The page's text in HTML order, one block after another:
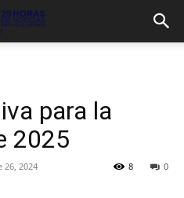
para la
2025
26, 2024 0
8